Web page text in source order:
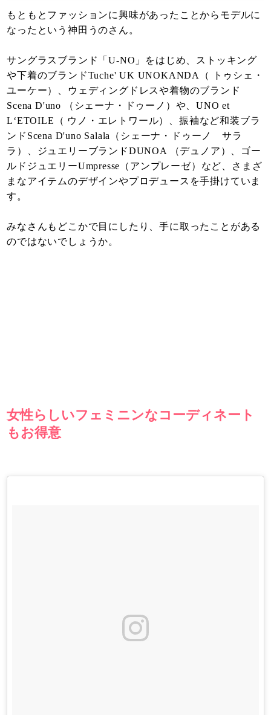
もともとファッションに興味があったことからモデルに
なったという神田うのさん。
サングラスブランド「U-NO」をはじめ、ストッキング
や下着のブランドTuche' UK UNOKANDA（ トゥシェ・
ユーケー）、ウェディングドレスや着物のブランド
Scena D'uno （シェーナ・ドゥーノ）や、UNO et
L‘ETOILE（ ウノ・エレトワール）、振袖など和装ブラ
ンドScena D'uno Salala（シェーナ・ドゥーノ サラ
ラ）、ジュエリーブランドDUNOA （デュノア）、ゴー
ルドジュエリーUmpresse（アンプレーゼ）など、さまざ
まなアイテムのデザインやプロデュースを手掛けていま
す。
みなさんもどこかで目にしたり、手に取ったことがある
のではないでしょうか。
女性らしいフェミニンなコーディネート
もお得意